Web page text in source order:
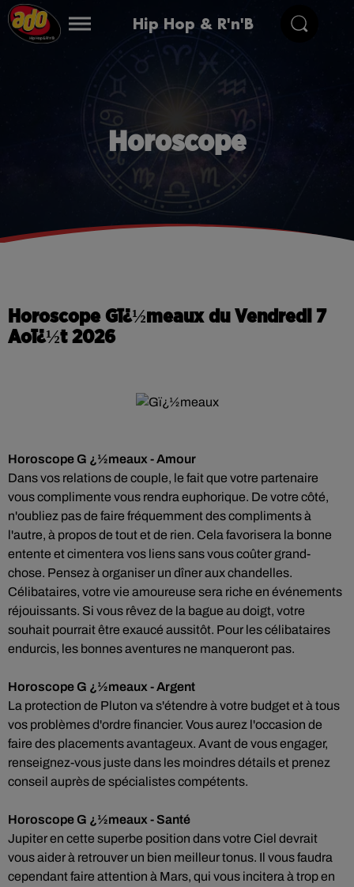
Hip Hop & R'n'B
Horoscope
Horoscope Gï¿½meaux du Vendredi 7
Aoï¿½t 2026
Horoscope G ¿½meaux - Amour
Dans vos relations de couple, le fait que votre partenaire
vous complimente vous rendra euphorique. De votre côté,
n'oubliez pas de faire fréquemment des compliments à
l'autre, à propos de tout et de rien. Cela favorisera la bonne
entente et cimentera vos liens sans vous coûter grand-
chose. Pensez à organiser un dîner aux chandelles.
Célibataires, votre vie amoureuse sera riche en événements
réjouissants. Si vous rêvez de la bague au doigt, votre
souhait pourrait être exaucé aussitôt. Pour les célibataires
endurcis, les bonnes aventures ne manqueront pas.
Horoscope G ¿½meaux - Argent
La protection de Pluton va s'étendre à votre budget et à tous
vos problèmes d'ordre financier. Vous aurez l'occasion de
faire des placements avantageux. Avant de vous engager,
renseignez-vous juste dans les moindres détails et prenez
conseil auprès de spécialistes compétents.
Horoscope G ¿½meaux - Santé
Jupiter en cette superbe position dans votre Ciel devrait
vous aider à retrouver un bien meilleur tonus. Il vous faudra
cependant faire attention à Mars, qui vous incitera à trop en